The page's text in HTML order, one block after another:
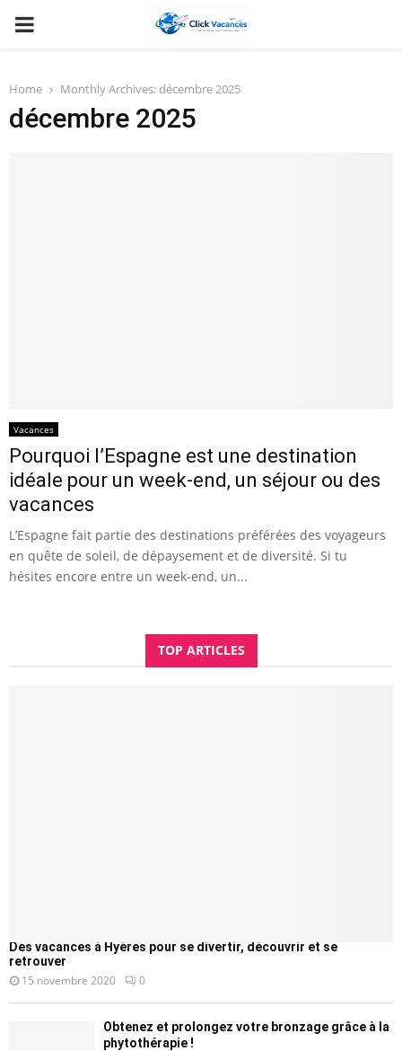
PRIMARY
Home Monthly Archives: décembre 2025
décembre 2025
Vacances
Pourquoi l’Espagne est une destination
idéale pour un week-end, un séjour ou des
vacances
L’Espagne fait partie des destinations préférées des voyageurs
en quête de soleil, de dépaysement et de diversité. Si tu
hésites encore entre un week-end, un...
TOP ARTICLES
Des vacances à Hyères pour se divertir, découvrir et se
retrouver
15 novembre 2020 0
Obtenez et prolongez votre bronzage grâce à la
phytothérapie !